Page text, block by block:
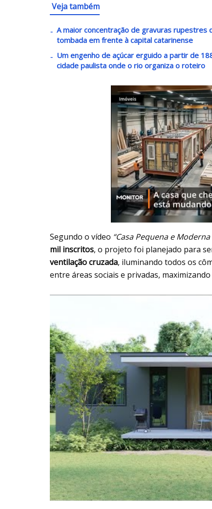
Veja também
A maior concentração de gravuras
tombada em frente à capital catarinense
Um engenho de açúcar erguido a partir de
cidade paulista onde o rio organiza o roteiro
Segundo o vídeo “Casa Pequena e
mil inscritos, o projeto foi planejado para
ventilação cruzada, iluminando todos os
entre áreas sociais e privadas,